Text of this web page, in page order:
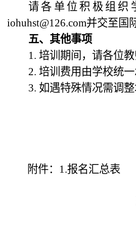
请各单位积极组织
iohuhst@126.com并交至
五、其他事项
1. 培训期间，请各位
2. 培训费用由学校统
3. 如遇特殊情况需调
附件： 1.报名汇总表